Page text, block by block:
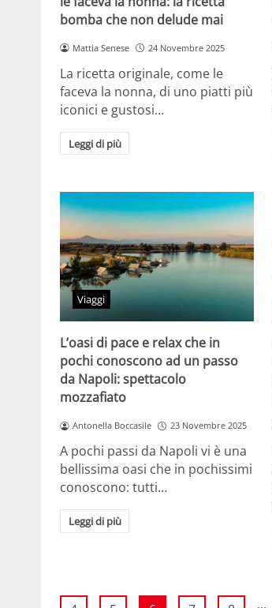
bomba che non delude mai
Mattia Senese 24 Novembre 2025
La ricetta originale, come le
faceva la nonna, di uno piatti più
iconici e gustosi…
Leggi di più
Viaggi
L’oasi di pace e relax che in
pochi conoscono ad un passo
da Napoli: spettacolo
mozzafiato
Antonella Boccasile 23 Novembre 2025
A pochi passi da Napoli vi è una
bellissima oasi che in pochissimi
conoscono: tutti…
Leggi di più
...